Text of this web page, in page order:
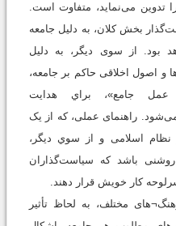
می‌نماید، متفاوت است.
بخش کلان، به دلیل جامعه
بود. از سوی دیگر، به دلیل
و اصول اخلاقی حاکم بر جامعه،
جامع»، براي هدایت
راهنمای عملی، که از یک
اسلامی و از سوي دیگر،
روشنی باشد که سیاست‌گذاران
سرلوحه کار خویش قرار دهند.
مختلف، به لحاظ تأثیر